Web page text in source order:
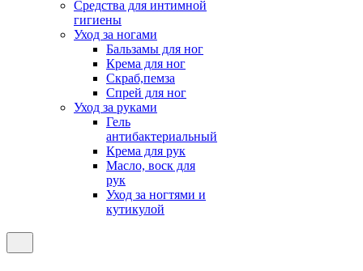
Средства для интимной
гигиены
Уход за ногами
Бальзамы для ног
Крема для ног
Скраб,пемза
Спрей для ног
Уход за руками
Гель
антибактериальный
Крема для рук
Масло, воск для
рук
Уход за ногтями и
кутикулой